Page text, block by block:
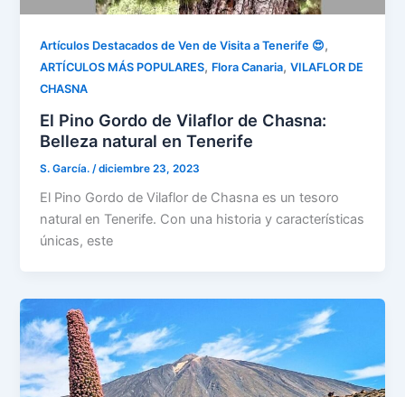
Artículos Destacados de Ven de Visita a Tenerife 😍,
ARTÍCULOS MÁS POPULARES, Flora Canaria,VILAFLOR DE
CHASNA
El Pino Gordo de Vilaflor de Chasna:
Belleza natural en Tenerife
S. García. /diciembre 23, 2023
El Pino Gordo de Vilaflor de Chasna es un tesoro
natural en Tenerife. Con una historia y características
únicas, este